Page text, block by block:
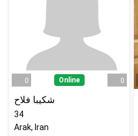
0 Online 0
شکیبا فلاح
34
Arak, Iran